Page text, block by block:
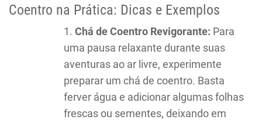
Coentro na Prática: Dicas e Exemplos
Chá de Coentro Revigorante: Para
uma pausa relaxante durante suas
aventuras ao ar livre, experimente
preparar um chá de coentro. Basta
ferver água e adicionar algumas folhas
frescas ou sementes, deixando em